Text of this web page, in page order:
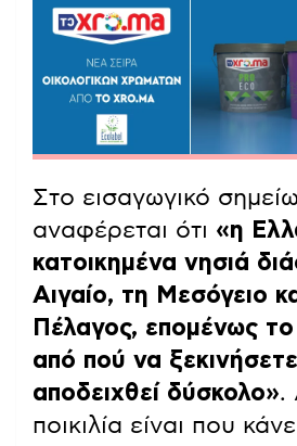
Στο εισαγωγικό
αναφέρεται ότι «η
κατοικημένα νησιά
Αιγαίο, τη Μεσόγειο
Πέλαγος, επομένως
από πού να
αποδειχθεί δύσκολο».
ποικιλία είναι που